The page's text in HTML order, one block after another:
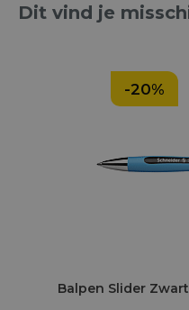
Dit vind je
-20%
Balpen Slider Zwart